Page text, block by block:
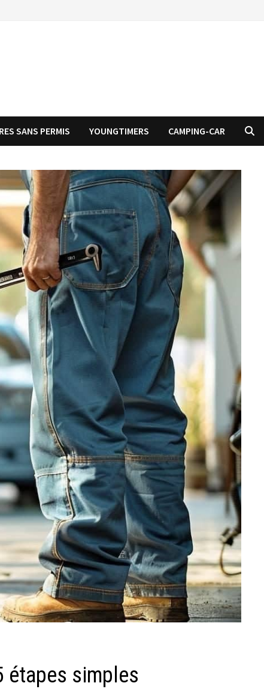
SANS PERMIS YOUNGTIMERS CAMPING-CAR
étapes simples